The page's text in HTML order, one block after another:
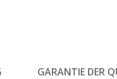
GARANTIE DER